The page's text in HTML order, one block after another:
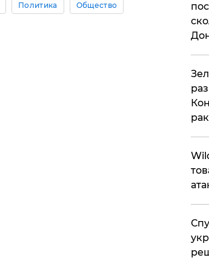
Политика Общество